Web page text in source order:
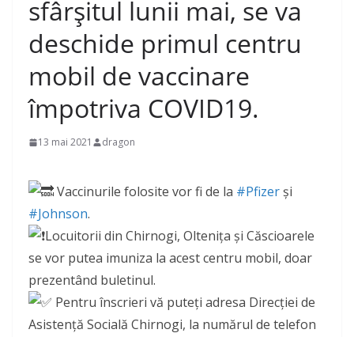
sfârșitul lunii mai, se va
deschide primul centru
mobil de vaccinare
împotriva COVID19.
13 mai 2021 dragon
Vaccinurile folosite vor fi de la #Pfizerși
#Johnson.
Locuitorii din Chirnogi, Oltenița și Căscioarele
se vor putea imuniza la acest centru mobil, doar
prezentând buletinul.
Pentru înscrieri vă puteți adresa Direcției de
Asistență Socială Chirnogi, la numărul de telefon